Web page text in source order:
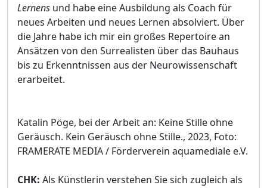
Lernens und habe eine Ausbildung als Coach für
neues Arbeiten und neues Lernen absolviert. Über
die Jahre habe ich mir ein großes Repertoire an
Ansätzen von den Surrealisten über das Bauhaus
bis zu Erkenntnissen aus der Neurowissenschaft
erarbeitet.
Katalin Pöge, bei der Arbeit an: Keine Stille ohne
Geräusch. Kein Geräusch ohne Stille., 2023, Foto:
FRAMERATE MEDIA / Förderverein aquamediale e.V.
CHK: Als Künstlerin verstehen Sie sich zugleich als